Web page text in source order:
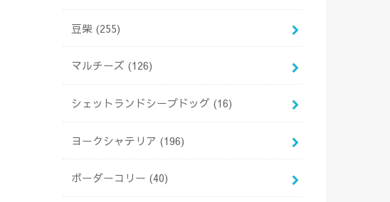
豆柴 (255)
マルチーズ (126)
シェットランドシープドッグ (16)
ヨークシャテリア (196)
ボーダーコリー (40)